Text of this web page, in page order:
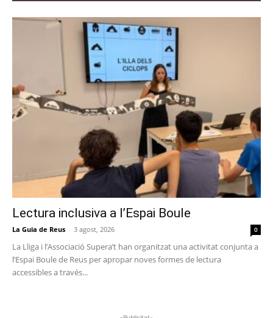
Lectura inclusiva a l’Espai Boule
La Guia de Reus - 3 agost, 2026 0
La Lliga i l’Associació Supera’t han organitzat una activitat conjunta a
l’Espai Boule de Reus per apropar noves formes de lectura
accessibles a través...